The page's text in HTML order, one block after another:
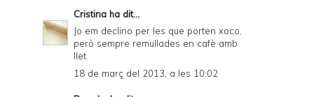
Cristina ha dit...
Jo em declino per les que porten xoco,
però sempre remullades en cafè amb
llet.
18 de març del 2013, a les 10:02